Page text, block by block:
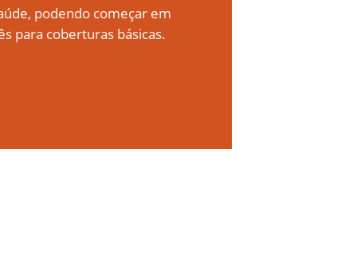
podendo começar em
para coberturas básicas.